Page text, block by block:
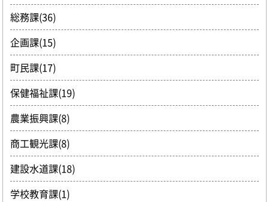
総務課(36)
企画課(15)
町民課(17)
保健福祉課(19)
農業振興課(8)
商工観光課(8)
建設水道課(18)
学校教育課(1)